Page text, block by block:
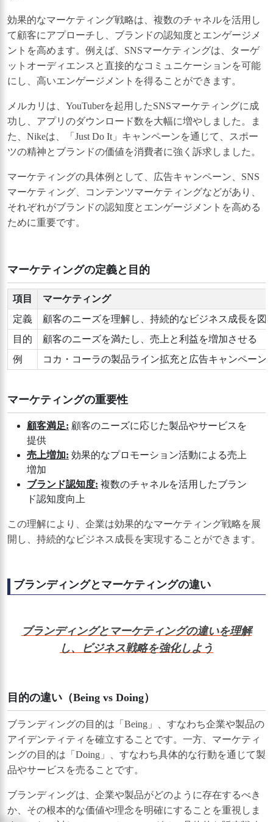
効果的なマーケティング戦略は、複数のチャネルを活用し
て顧客にアプローチし、ブランドの認知度とエンゲージメ
ントを高めます。例えば、SNSマーケティングは、ターゲ
ットオーディエンスと直接的なコミュニケーションを可能
にし、高いエンゲージメントを得ることができます。
メルカリは、YouTuberを起用したSNSマーケティングに成
功し、アプリのダウンロード数を大幅に増やしました。ま
た、Nikeは、「Just Do It」キャンペーンを通じて、スポー
ツの精神とブランドの価値を消費者に強く訴求しました。
マーケティングの具体例として、広告キャンペーン、SNS
マーケティング、コンテンツマーケティングなどがあり、
それぞれがブランドの認知度とエンゲージメントを高める
ために重要です。
マーケティングの定義と目的
項目
マーケティング
定義
顧客のニーズを理解し、持続的なビジネス成長を図
目的
顧客のニーズを満たし、売上と利益を増加させる
例
コカ・コーラの製品ライン拡充と広告キャンペーン
マーケティングの重要性
顧客満足: 顧客のニーズに応じた製品やサービスを
提供
売上増加: 効果的なプロモーション活動による売上
増加
ブランド認知度: 複数のチャネルを活用したブラン
ド認知度向上
この理解により、企業は効果的なマーケティング戦略を展
開し、持続的なビジネス成長を実現することができます。
ブランディングとマーケティングの違い
ブランディングとマーケティングの違いを理解
し、ビジネス戦略を強化しよう
目的の違い（Being vs Doing）
ブランディングの目的は「Being」、すなわち企業や製品の
アイデンティティを確立することです。一方、マーケティ
ングの目的は「Doing」、すなわち具体的な行動を通じて製
品やサービスを売ることです。
ブランディングは、企業や製品がどのように存在するべき
か、その根本的な価値や理念を明確にすることを重視しま